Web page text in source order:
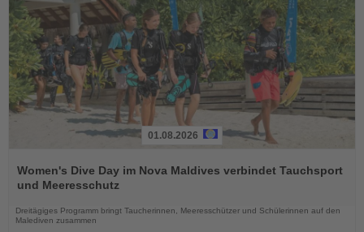
Sie
die
01.08.2026
Women's Dive Day im Nova Maldives verbindet Tauchsport
und Meeresschutz
Dreitägiges Programm bringt Taucherinnen, Meeresschützer und Schülerinnen auf den
Malediven zusammen